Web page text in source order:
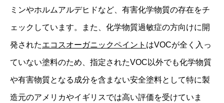
ミンやホルムアルデヒドなど、有害化学物質の存在をチ
ェックしています。また、化学物質過敏症の方向けに開
発されたエコスオーガニックペイント はVOCが全く入っ
ていない塗料のため、指定されたVOC以外でも化学物質
や有害物質となる成分を含まない安全塗料として特に製
造元のアメリカやイギリスでは高い評価を受けていま